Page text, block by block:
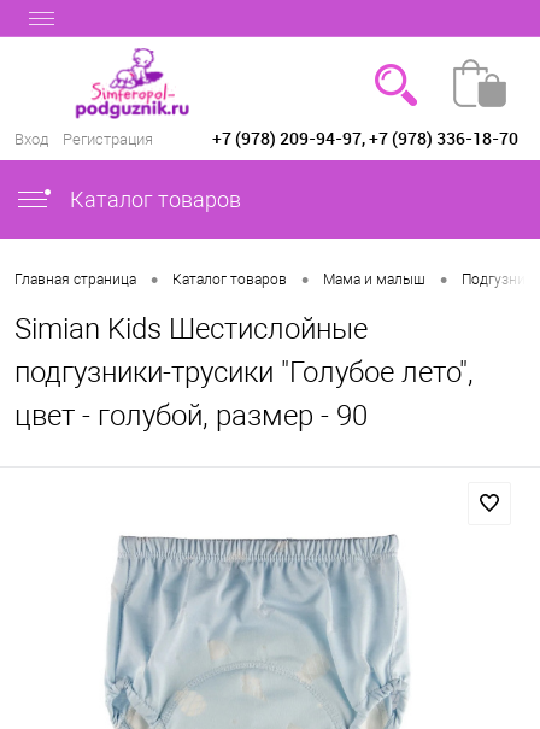
Вход Регистрация +7 (978) 209-94-97, +7 (978) 336-18-70
Каталог товаров
Главная страница • Каталог товаров • Мама и малыш •
Simian Kids Шестислойные
подгузники-трусики "Голубое лето",
цвет - голубой, размер - 90